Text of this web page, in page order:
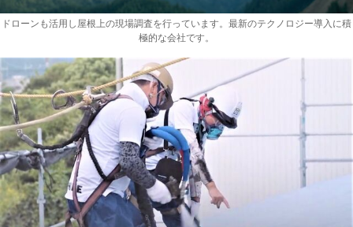
ドローンも活用し屋根上の現場調査を行っています。最新のテクノロジー導入に積
極的な会社です。